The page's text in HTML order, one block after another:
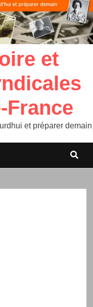
et
France
et préparer demain